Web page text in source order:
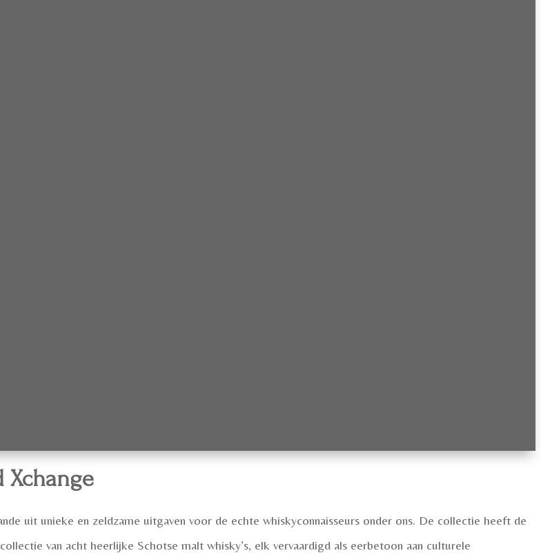
Xchange
uit unieke en zeldzame uitgaven voor de echte whiskyconnaisseurs onder ons. De collectie heeft de
van acht heerlijke Schotse malt whisky’s, elk vervaardigd als eerbetoon aan culturele